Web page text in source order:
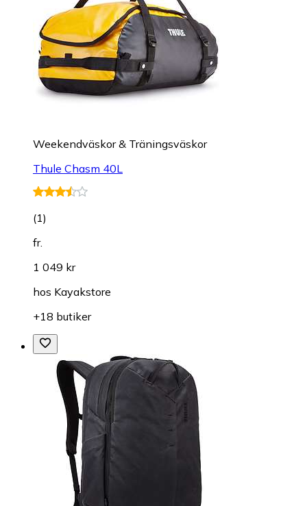
Weekendväskor & Träningsväskor
Thule Chasm 40L
(1)
fr.
1 049 kr
hos Kayakstore
+18 butiker